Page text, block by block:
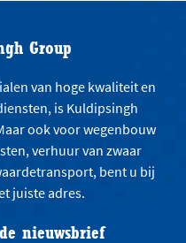
Group
van hoge kwaliteit en
is Kuldipsingh
ook voor wegenbouw
verhuur van zwaar
bent u bij
juiste adres.
nieuwsbrief